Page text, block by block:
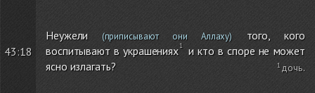
43:18
Неужели (приписывают они Аллаху) того, кого
воспитывают в украшениях
и кто в споре не может
ясно излагать?
дочь.